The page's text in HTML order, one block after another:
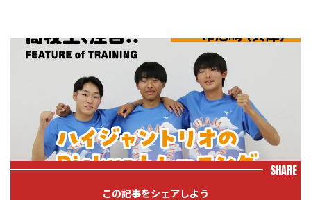
SHARE
この記事をシェアしよう